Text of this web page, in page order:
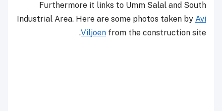
Furthermore it links to Umm Salal and South
Industrial Area. Here are some photos taken by Avi
Viljoen from the construction site.